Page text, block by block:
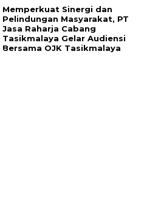
Memperkuat Sinergi dan
Pelindungan Masyarakat, PT
Jasa Raharja Cabang
Tasikmalaya Gelar Audiensi
Bersama OJK Tasikmalaya